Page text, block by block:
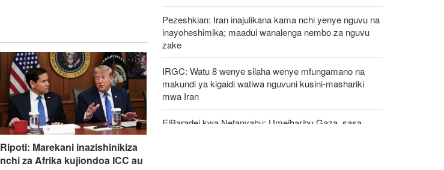
Ripoti: Marekani inazishinikiza
nchi za Afrika kujiondoa ICC au
Pezeshkian: Iran inajulikana kama nchi yenye nguvu na
inayoheshimika; maadui wanalenga nembo za nguvu
zake
IRGC: Watu 8 wenye silaha wenye mfungamano na
makundi ya kigaidi watiwa nguvuni kusini-mashariki
mwa Iran
ElBaradei kwa Netanyahu: Umeiharibu Gaza, sasa